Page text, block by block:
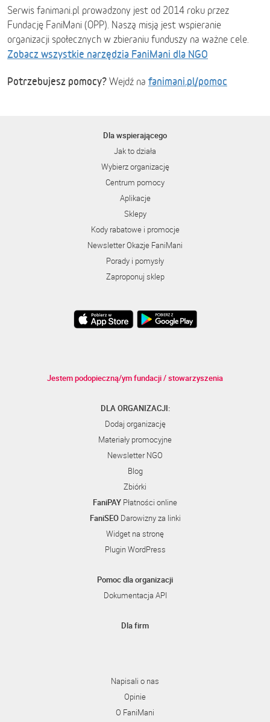
Serwis fanimani.pl prowadzony jest od 2014 roku przez
Fundację FaniMani (OPP). Naszą misją jest wspieranie
organizacji społecznych w zbieraniu funduszy na ważne cele.
Zobacz wszystkie narzędzia FaniMani dla NGO
Potrzebujesz pomocy? Wejdź na fanimani.pl/pomoc
Dla wspierającego
Jak to działa
Wybierz organizację
Centrum pomocy
Aplikacje
Sklepy
Kody rabatowe i promocje
Newsletter Okazje FaniMani
Porady i pomysły
Zaproponuj sklep
Jestem podopieczną/ym fundacji / stowarzyszenia
DLA ORGANIZACJI:
Dodaj organizację
Materiały promocyjne
Newsletter NGO
Blog
Zbiórki
FaniPAY Płatności online
FaniSEODarowizny za linki
Widget na stronę
Plugin WordPress
Pomoc dla organizacji
Dokumentacja API
Dla firm
Napisali o nas
Opinie
O FaniMani